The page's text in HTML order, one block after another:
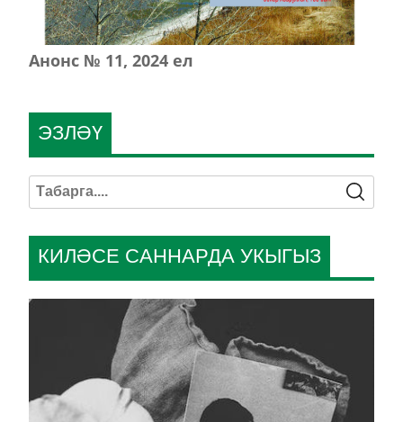
Анонс № 11, 2024 ел
КИЛӘСЕ САННАРДА УКЫГЫЗ
ЭЗЛӘҮ